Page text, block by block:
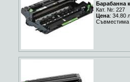
Барабанна
Кат. №: 227
Цена: 34.80
Съвместима